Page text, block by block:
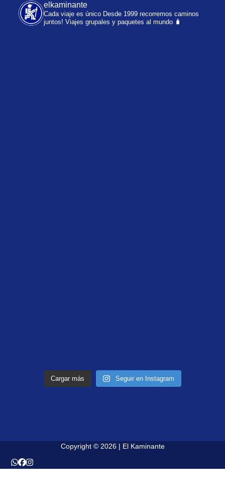
elkaminante
Cada viaje es único Desde 1999 recorremos caminos
juntos! Viajes grupales y paquetes al mundo 🧳
Cargar más Seguir en Instagram
Copyright © 2026 | El Kaminante